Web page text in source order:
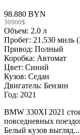
98.880 BYN
30900$
Объем: 2.0 л
Пробег: 21.530 миль
Привод: Полный
Коробка: Автомат
Цвет: Синий
Кузов: Седан
Двигатель: Бензин
Год: 2021
BMW 330XI 2021
повседневных
Белый кузов выгляд...